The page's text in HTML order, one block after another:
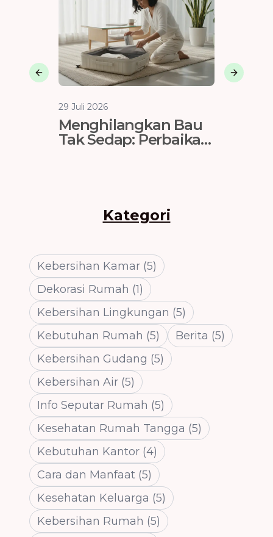
29 Juli 2026
Menghilangkan Bau
Tak Sedap: Perbaikan
Previous slide Next
Kategori
Kebersihan Kamar (5)
Dekorasi Rumah (1)
Kebersihan Lingkungan (5)
Kebutuhan Rumah (5) Berita (5)
Kebersihan Gudang (5)
Kebersihan Air (5)
Info Seputar Rumah (5)
Kesehatan Rumah Tangga (5)
Kebutuhan Kantor (4)
Cara dan Manfaat (5)
Kesehatan Keluarga (5)
Kebersihan Rumah (5)